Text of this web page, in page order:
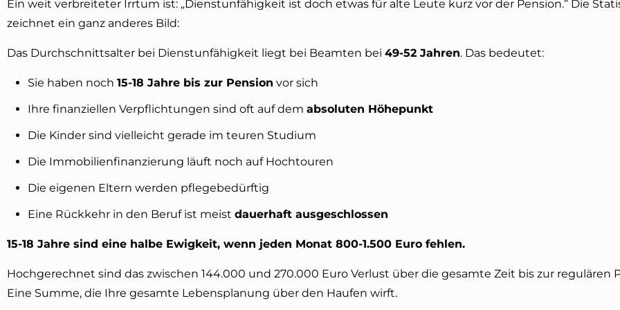
Ein weit verbreiteter Irrtum ist: „Dienstunfähigkeit ist doch etwas für alte Leute kurz vor der Pension.” Die
zeichnet ein ganz anderes Bild:
Das Durchschnittsalter bei Dienstunfähigkeit liegt bei Beamten bei 49-52 Jahren. Das bedeutet:
Sie haben noch 15-18 Jahre bis zur Pension vor sich
Ihre finanziellen Verpflichtungen sind oft auf dem absoluten Höhepunkt
Die Kinder sind vielleicht gerade im teuren Studium
Die Immobilienfinanzierung läuft noch auf Hochtouren
Die eigenen Eltern werden pflegebedürftig
Eine Rückkehr in den Beruf ist meist dauerhaft ausgeschlossen
15-18 Jahre sind eine halbe Ewigkeit, wenn jeden Monat 800-1.500 Euro fehlen.
Hochgerechnet sind das zwischen 144.000 und 270.000 Euro Verlust über die gesamte Zeit bis zur regulären
Eine Summe, die Ihre gesamte Lebensplanung über den Haufen wirft.